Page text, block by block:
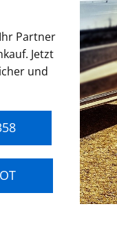
Partner
Jetzt
und